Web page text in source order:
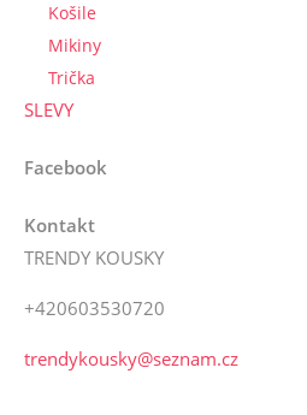
Košile
Mikiny
Trička
SLEVY
Facebook
Kontakt
TRENDY KOUSKY
+420603530720
trendykousky@seznam.cz